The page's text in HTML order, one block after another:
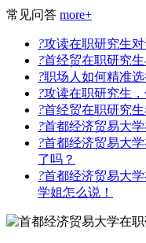
常见问答 more+
?攻读在职研究生
?首经贸在职研究
?职场人如何精准
?攻读在职研究生
?首经贸在职研究
?首都经济贸易大
?首都经济贸易大
了吗？
?首都经济贸易大
学姐怎么说！